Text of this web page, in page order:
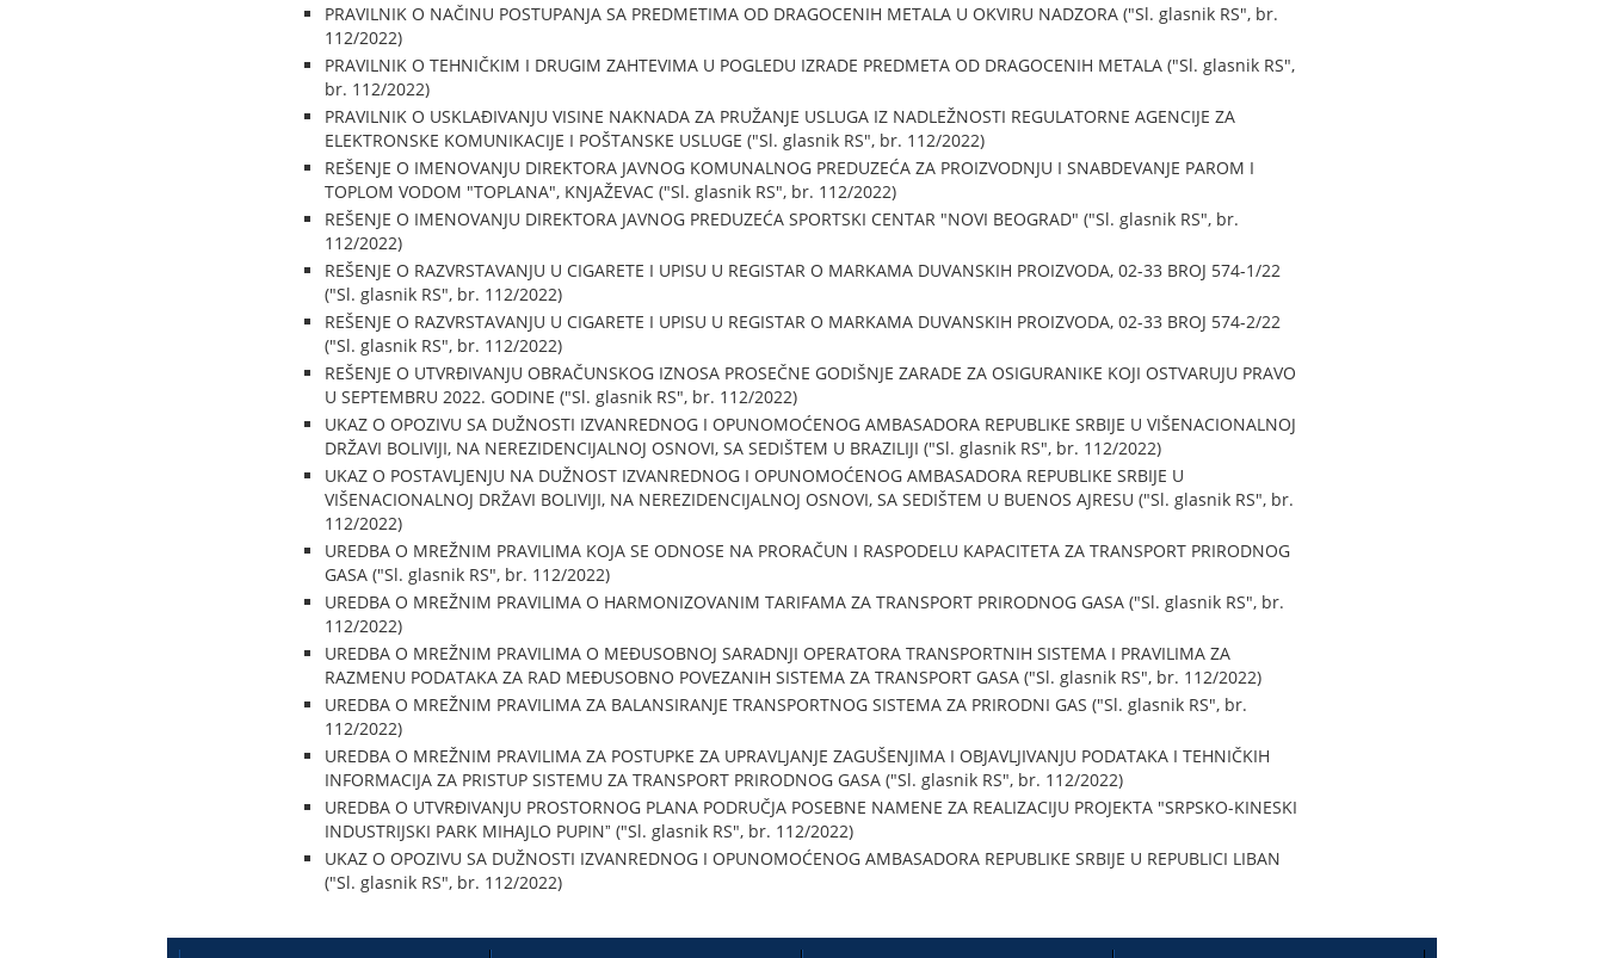
PRAVILNIK O NAČINU POSTUPANJA SA PREDMETIMA OD DRAGOCENIH METALA U OKVIRU NADZORA ("Sl. glasnik RS", br.
112/2022)
PRAVILNIK O TEHNIČKIM I DRUGIM ZAHTEVIMA U POGLEDU IZRADE PREDMETA OD DRAGOCENIH METALA ("Sl. glasnik RS",
br. 112/2022)
PRAVILNIK O USKLAĐIVANJU VISINE NAKNADA ZA PRUŽANJE USLUGA IZ NADLEŽNOSTI REGULATORNE AGENCIJE ZA
ELEKTRONSKE KOMUNIKACIJE I POŠTANSKE USLUGE ("Sl. glasnik RS", br. 112/2022)
REŠENJE O IMENOVANJU DIREKTORA JAVNOG KOMUNALNOG PREDUZEĆA ZA PROIZVODNJU I SNABDEVANJE PAROM I
TOPLOM VODOM "TOPLANA", KNJAŽEVAC ("Sl. glasnik RS", br. 112/2022)
REŠENJE O IMENOVANJU DIREKTORA JAVNOG PREDUZEĆA SPORTSKI CENTAR "NOVI BEOGRAD" ("Sl. glasnik RS", br.
112/2022)
REŠENJE O RAZVRSTAVANJU U CIGARETE I UPISU U REGISTAR O MARKAMA DUVANSKIH PROIZVODA, 02-33 BROJ 574-1/22
("Sl. glasnik RS", br. 112/2022)
REŠENJE O RAZVRSTAVANJU U CIGARETE I UPISU U REGISTAR O MARKAMA DUVANSKIH PROIZVODA, 02-33 BROJ 574-2/22
("Sl. glasnik RS", br. 112/2022)
REŠENJE O UTVRĐIVANJU OBRAČUNSKOG IZNOSA PROSEČNE GODIŠNJE ZARADE ZA OSIGURANIKE KOJI OSTVARUJU PRAVO
U SEPTEMBRU 2022. GODINE ("Sl. glasnik RS", br. 112/2022)
UKAZ O OPOZIVU SA DUŽNOSTI IZVANREDNOG I OPUNOMOĆENOG AMBASADORA REPUBLIKE SRBIJE U VIŠENACIONALNOJ
DRŽAVI BOLIVIJI, NA NEREZIDENCIJALNOJ OSNOVI, SA SEDIŠTEM U BRAZILIJI ("Sl. glasnik RS", br. 112/2022)
UKAZ O POSTAVLJENJU NA DUŽNOST IZVANREDNOG I OPUNOMOĆENOG AMBASADORA REPUBLIKE SRBIJE U
VIŠENACIONALNOJ DRŽAVI BOLIVIJI, NA NEREZIDENCIJALNOJ OSNOVI, SA SEDIŠTEM U BUENOS AJRESU ("Sl. glasnik RS", br.
112/2022)
UREDBA O MREŽNIM PRAVILIMA KOJA SE ODNOSE NA PRORAČUN I RASPODELU KAPACITETA ZA TRANSPORT PRIRODNOG
GASA ("Sl. glasnik RS", br. 112/2022)
UREDBA O MREŽNIM PRAVILIMA O HARMONIZOVANIM TARIFAMA ZA TRANSPORT PRIRODNOG GASA ("Sl. glasnik RS", br.
112/2022)
UREDBA O MREŽNIM PRAVILIMA O MEĐUSOBNOJ SARADNJI OPERATORA TRANSPORTNIH SISTEMA I PRAVILIMA ZA
RAZMENU PODATAKA ZA RAD MEĐUSOBNO POVEZANIH SISTEMA ZA TRANSPORT GASA ("Sl. glasnik RS", br. 112/2022)
UREDBA O MREŽNIM PRAVILIMA ZA BALANSIRANJE TRANSPORTNOG SISTEMA ZA PRIRODNI GAS ("Sl. glasnik RS", br.
112/2022)
UREDBA O MREŽNIM PRAVILIMA ZA POSTUPKE ZA UPRAVLJANJE ZAGUŠENJIMA I OBJAVLJIVANJU PODATAKA I TEHNIČKIH
INFORMACIJA ZA PRISTUP SISTEMU ZA TRANSPORT PRIRODNOG GASA ("Sl. glasnik RS", br. 112/2022)
UREDBA O UTVRĐIVANJU PROSTORNOG PLANA PODRUČJA POSEBNE NAMENE ZA REALIZACIJU PROJEKTA "SRPSKO-KINESKI
INDUSTRIJSKI PARK MIHAJLO PUPINˮ ("Sl. glasnik RS", br. 112/2022)
UKAZ O OPOZIVU SA DUŽNOSTI IZVANREDNOG I OPUNOMOĆENOG AMBASADORA REPUBLIKE SRBIJE U REPUBLICI LIBAN
("Sl. glasnik RS", br. 112/2022)